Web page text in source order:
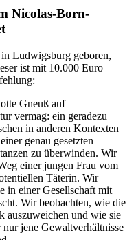
Nicolas-Born-
Ludwigsburg geboren,
ist mit 10.000 Euro
Gneuß auf
vermag: ein geradezu
in anderen Kontexten
genau gesetzten
zu überwinden. Wir
einer jungen Frau vom
Täterin. Wir
in einer Gesellschaft mit
Wir beobachten, wie die
auszuweichen und wie sie
jene Gewaltverhältnisse